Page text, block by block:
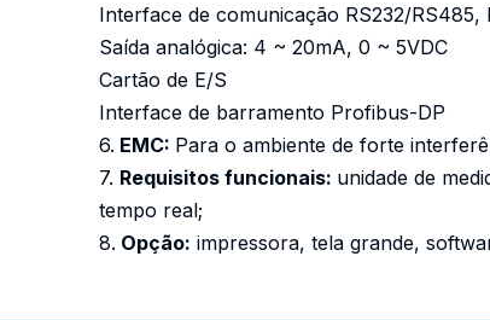
Interface de comunicação RS232/RS485,
Saída analógica: 4 ~ 20mA, 0 ~ 5VDC
Cartão de E/S
Interface de barramento Profibus-DP
6. EMC: Para o ambiente de forte
7. Requisitos funcionais: unidade de
tempo real;
8. Opção: impressora, tela grande,